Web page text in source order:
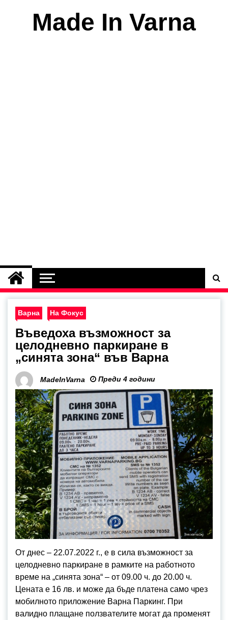
Made In Varna
Варна На Фокус
Въведоха възможност за
целодневно паркиране в
„синята зона“ във Варна
MadeInVarna Преди 4 години
От днес – 22.07.2022 г., е в сила възможност за
целодневно паркиране в рамките на работното
време на „синята зона“ – от 09.00 ч. до 20.00 ч.
Цената е 16 лв. и може да бъде платена само чрез
мобилното приложение Варна Паркинг. При
валидно плащане ползвателите могат да променят